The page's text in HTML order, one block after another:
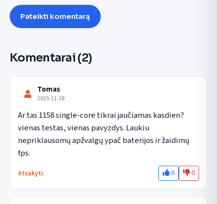
Pateikti komentarą
Komentarai (2)
Tomas
2025-11-28
Ar tas 1158 single-core tikrai jaučiamas kasdien?
vienas testas, vienas pavyzdys. Laukiu
nepriklausomų apžvalgų ypač baterijos ir žaidimų
fps.
Atsakyti 0 0